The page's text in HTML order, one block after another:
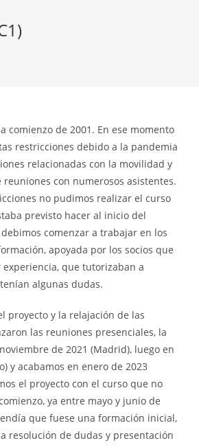
comienzo de 2001. En ese momento
restricciones debido a la pandemia
relacionadas con la movilidad y
con numerosos asistentes.
no pudimos realizar el curso
previsto hacer al inicio del
comenzar a trabajar en los
apoyada por los socios que
que tutorizaban a
algunas dudas.
proyecto y la relajación de las
las reuniones presenciales, la
de 2021 (Madrid), luego en
y acabamos en enero de 2023
el proyecto con el curso que no
ya entre mayo y junio de
que fuese una formación inicial,
resolución de dudas y presentación